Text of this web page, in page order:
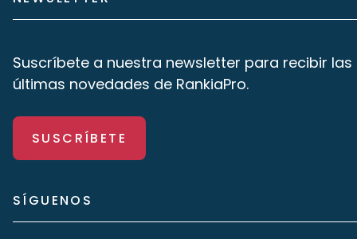
Suscríbete a nuestra newsletter para recibir las
últimas novedades de RankiaPro.
SUSCRÍBETE
SÍGUENOS